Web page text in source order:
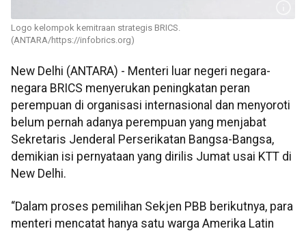
Logo kelompok kemitraan strategis BRICS.
(ANTARA/https://infobrics.org)
New Delhi (ANTARA) - Menteri luar negeri negara-
negara BRICS menyerukan peningkatan peran
perempuan di organisasi internasional dan menyoroti
belum pernah adanya perempuan yang menjabat
Sekretaris Jenderal Perserikatan Bangsa-Bangsa,
demikian isi pernyataan yang dirilis Jumat usai KTT di
New Delhi.
“Dalam proses pemilihan Sekjen PBB berikutnya, para
menteri mencatat hanya satu warga Amerika Latin